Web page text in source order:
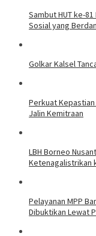
Sambut HUT ke-
Sosial yang
Golkar Kalsel
Perkuat Kepastian
Jalin Kemitraan
LBH Borneo
Ketenagalistrikan
Pelayanan MPP
Dibuktikan Lewat